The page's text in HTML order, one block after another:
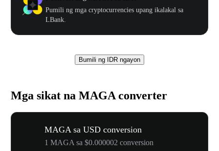
Pumili ng mga cryptocurrencies upang ikalakal sa
LBank.
Bumili ng IDR ngayon
Mga sikat na MAGA converter
MAGA sa USD conversion
1 MAGA sa $0.000002 conversion